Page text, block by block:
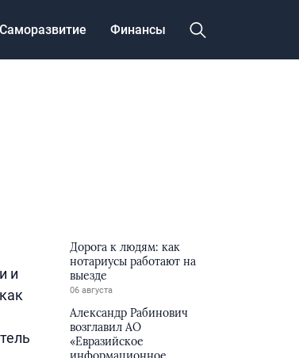
Саморазвитие Финансы
и
Дорога к людям: как
нотариусы работают на
выезде
06 августа
Александр Рабинович
возглавил АО
«Евразийское